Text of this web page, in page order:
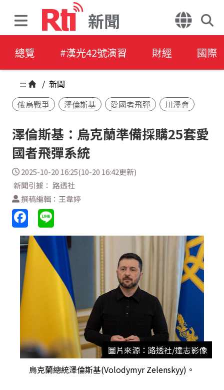
新聞
總覽 #漢光42號演習 財經 國際
::: / 新聞
俄烏戰爭
澤倫斯基 愛國者飛彈 川澤會
澤倫斯基：烏克蘭準備採購25套愛
國者飛彈系統
2025-10-20 16:25(10-20 16:42更新)
新聞引據： 路透社
撰稿編輯：王韋婷
圖片來源：路透社/達志影像
烏克蘭總統澤倫斯基(Volodymyr Zelenskyy)。